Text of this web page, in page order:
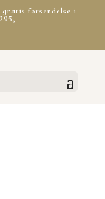
gratis forsendelse i